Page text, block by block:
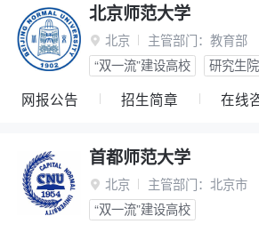
北京师范大学
 北京 主管部门： 教育部
“双一流”建设高校
研究生院
网报公告 招生简章 在线
首都师范大学
 北京 主管部门： 北京市
“双一流”建设高校